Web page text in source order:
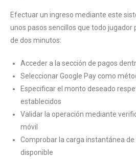
Efectuar un ingreso mediante este
unos pasos sencillos que todo jugador
de dos minutos:
Acceder a la sección de pagos
Seleccionar Google Pay como
Especificar el monto deseado
establecidos
Validar la operación mediante
móvil
Comprobar la carga instantánea
disponible